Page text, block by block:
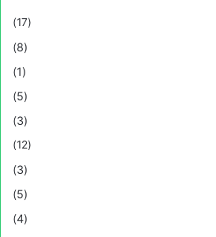
(17)
(8)
(1)
(5)
(3)
(12)
(3)
(5)
(4)